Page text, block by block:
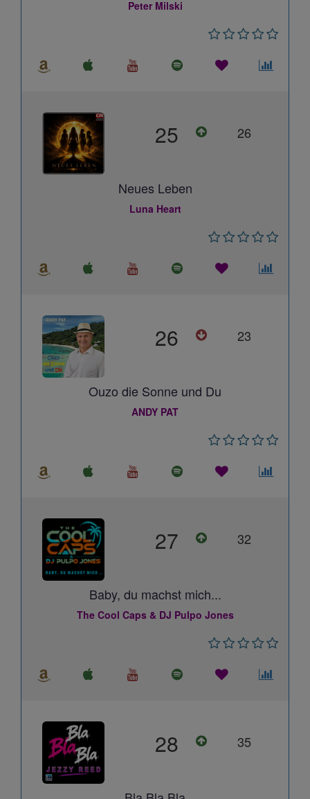
Peter Milski
25 26
Neues Leben
Luna Heart
26 23
Ouzo die Sonne und Du
ANDY PAT
27 32
Baby, du machst mich...
The Cool Caps & DJ Pulpo Jones
28 35